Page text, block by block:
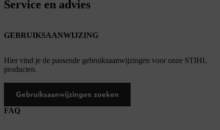
Service en advies
GEBRUIKSAANWIJZING
Hier vind je de passende gebruiksaanwijzingen voor onze STIHL
producten.
Gebruiksaanwijzingen zoeken
FAQ